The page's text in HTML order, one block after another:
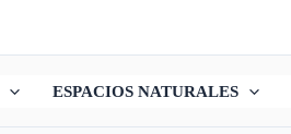
ESPACIOS NATURALES